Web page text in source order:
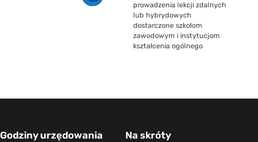
prowadzenia lekcji zdalnych
lub hybrydowych
dostarczone szkołom
zawodowym i instytucjom
kształcenia ogólnego
Godziny urzędowania Na skróty